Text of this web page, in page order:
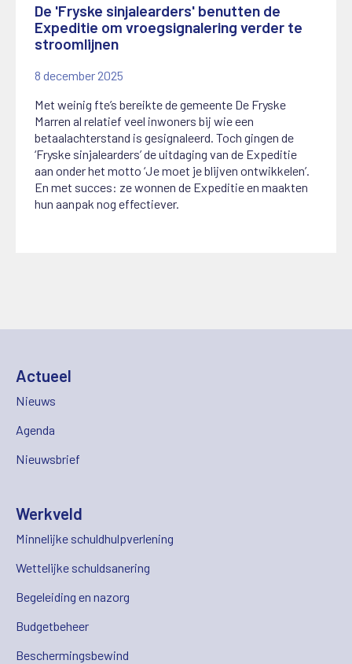
De 'Fryske sinjalearders' benutten de
Expeditie om vroegsignalering verder te
stroomlijnen
8 december 2025
Met weinig fte’s bereikte de gemeente De Fryske
Marren al relatief veel inwoners bij wie een
betaalachterstand is gesignaleerd. Toch gingen de
‘Fryske sinjalearders’ de uitdaging van de Expeditie
aan onder het motto ‘Je moet je blijven ontwikkelen’.
En met succes: ze wonnen de Expeditie en maakten
hun aanpak nog effectiever.
Actueel
Nieuws
Agenda
Nieuwsbrief
Werkveld
Minnelijke schuldhulpverlening
Wettelijke schuldsanering
Begeleiding en nazorg
Budgetbeheer
Beschermingsbewind